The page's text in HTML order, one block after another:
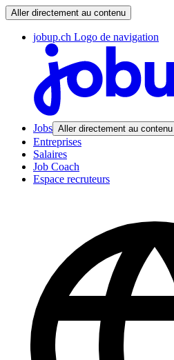
Aller directement au contenu
jobup.ch Logo de navigation
Jobs Aller directement au contenu
Entreprises
Salaires
Job Coach
Espace recruteurs